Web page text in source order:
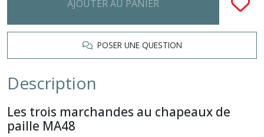
AJOUTER AU PANIER
POSER UNE QUESTION
Description
Les trois marchandes au chapeaux de
paille MA48